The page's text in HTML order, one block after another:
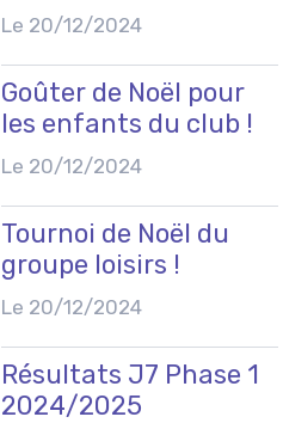
Le 20/12/2024
Goûter de Noël pour
les enfants du club !
Le 20/12/2024
Tournoi de Noël du
groupe loisirs !
Le 20/12/2024
Résultats J7 Phase 1
2024/2025